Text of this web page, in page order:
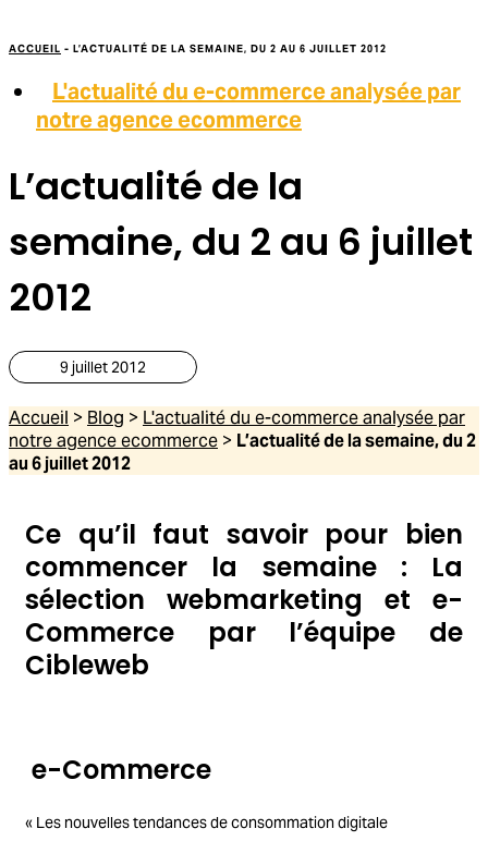
ACCUEIL - L’ACTUALITÉ DE LA SEMAINE, DU 2 AU 6 JUILLET 2012
L'actualité du e-commerce analysée par
notre agence ecommerce
L’actualité de la
semaine, du 2 au 6 juillet
2012
9 juillet 2012
Accueil > Blog > L'actualité du e-commerce analysée par
notre agence ecommerce > L’actualité de la semaine, du 2
au 6 juillet 2012
Ce qu’il faut savoir pour bien
commencer la semaine : La
sélection webmarketing et e-
Commerce par l’équipe de
Cibleweb
e-Commerce
« Les nouvelles tendances de consommation digitale